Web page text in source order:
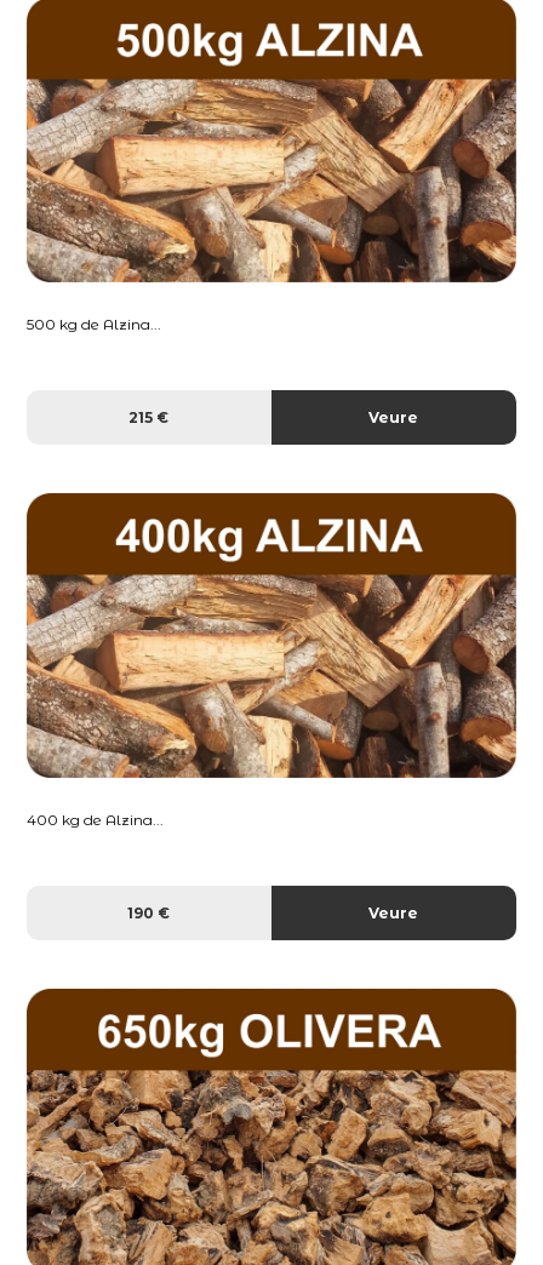
500 kg de Alzina...
215 € Veure
400 kg de Alzina...
190 € Veure